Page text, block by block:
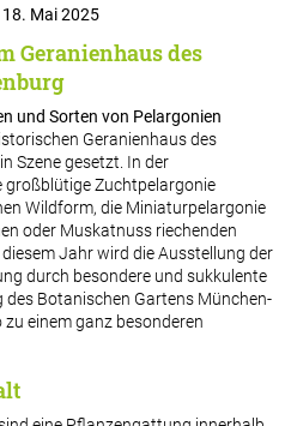
Mai 2025
Geranienhaus des
und Sorten von Pelargonien
Geranienhaus des
Szene gesetzt. In der
Zuchtpelargonie
Wildform, die Miniaturpelargonie
oder Muskatnuss riechenden
Jahr wird die Ausstellung der
durch besondere und sukkulente
des Botanischen Gartens München-
einem ganz besonderen